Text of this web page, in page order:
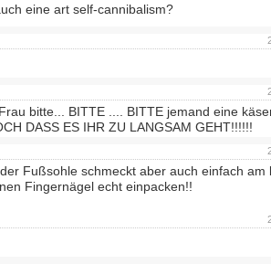
eine art self-cannibalism?
bitte... BITTE .... BITTE jemand eine
DASS ES IHR ZU LANGSAM GEHT!!!!!!
Fußsohle schmeckt aber auch einfach am
Fingernägel echt einpacken!!